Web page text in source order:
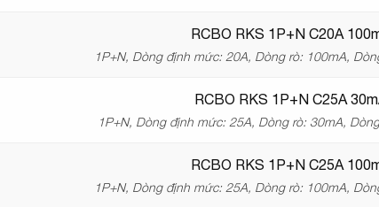
RCBO RKS 1P+N C20A
1P+N, Dòng định mức: 20A, Dòng rò: 100mA,
RCBO RKS 1P+N C25A
1P+N, Dòng định mức: 25A, Dòng rò: 30mA,
RCBO RKS 1P+N C25A
1P+N, Dòng định mức: 25A, Dòng rò: 100mA,